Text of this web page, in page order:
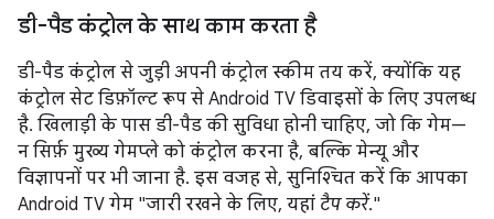
डी-पैड कंट्रोल के साथ काम करता है
डी-पैड कंट्रोल से जुड़ी अपनी कंट्रोल स्कीम तय करें, क्योंकि यह
कंट्रोल सेट डिफ़ॉल्ट रूप से Android TV डिवाइसों के लिए उपलब्ध
है. खिलाड़ी के पास डी-पैड की सुविधा होनी चाहिए, जो कि गेम—
न सिर्फ़ मुख्य गेमप्ले को कंट्रोल करना है, बल्कि मेन्यू और
विज्ञापनों पर भी जाना है. इस वजह से, सुनिश्चित करें कि आपका
Android TV गेम "जारी रखने के लिए, यहां टैप करें."